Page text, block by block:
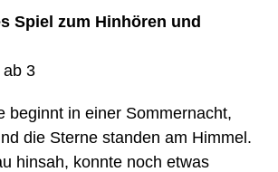
Spiel zum Hinhören und
ab 3
beginnt in einer Sommernacht,
die Sterne standen am Himmel.
hinsah, konnte noch etwas